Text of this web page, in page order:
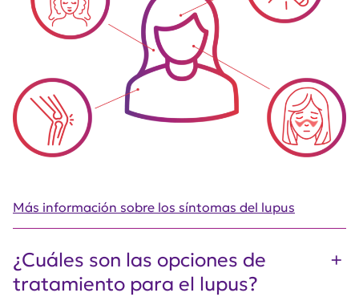
Más información sobre los síntomas del lupus
¿Cuáles son las opciones de
tratamiento para el lupus?